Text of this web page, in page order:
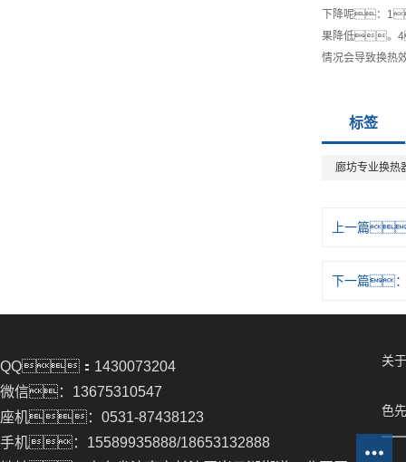
下降呢：
果降低。
情况会导致换
标签
廊坊专业换热
上一篇
下一篇
QQ：1430073204
微信：13675310547
座机：0531-87438123
手机：15589935888/18653132888
关
色